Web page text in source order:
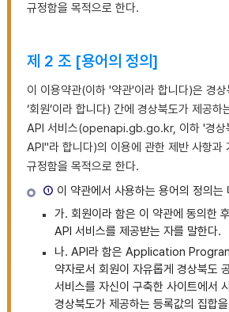
규정함을 목적으로 한다.
제 2 조 [용어의 정의]
이 이용약관(이하 '약관'이라 합니다)은 경
‘회원’이라 합니다) 간에 경상북도가 제공
API 서비스(openapi.gb.go.kr, 이하 '경상
API"라 합니다)의 이용에 관한 제반 사항과
규정함을 목적으로 한다.
① 이 약관에서 사용하는 용어의 정의는
가. 회원이라 함은 이 약관에 동의한
API 서비스를 제공받는 자를 말한다.
나. API라 함은 Application
약자로서 회원이 자유롭게 경상북도
서비스를 자신이 구축한 사이트에서
경상북도가 제공하는 등록값의 집합